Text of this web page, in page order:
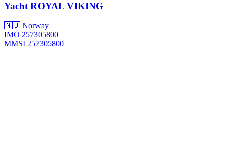
YachtROYAL VIKING
🇳🇴 Norway
IMO 257305800
MMSI 257305800